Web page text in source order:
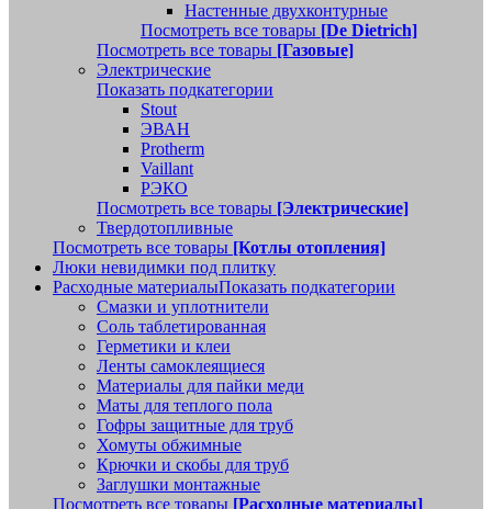
Настенные двухконтурные
Посмотреть все товары [De Dietrich]
Посмотреть все товары [Газовые]
Электрические
Показать подкатегории
Stout
ЭВАН
Protherm
Vaillant
РЭКО
Посмотреть все товары [Электрические]
Твердотопливные
Посмотреть все товары [Котлы отопления]
Люки невидимки под плитку
Расходные материалыПоказать подкатегории
Смазки и уплотнители
Соль таблетированная
Герметики и клеи
Ленты самоклеящиеся
Материалы для пайки меди
Маты для теплого пола
Гофры защитные для труб
Хомуты обжимные
Крючки и скобы для труб
Заглушки монтажные
Посмотреть все товары [Расходные материалы]